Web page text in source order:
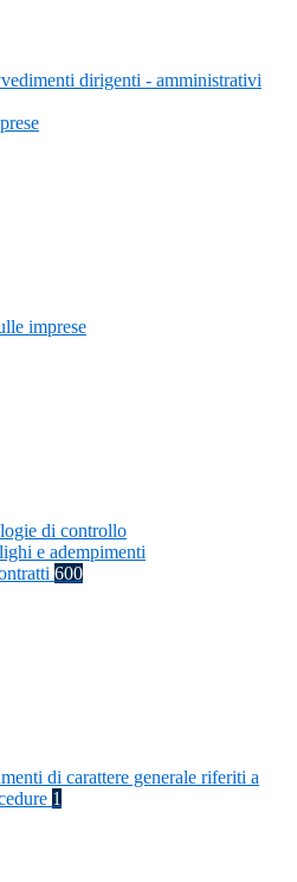
dirigenti - amministrativi
imprese
di controllo
e adempimenti
600
di carattere generale riferiti a
1